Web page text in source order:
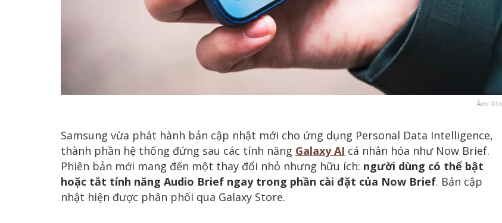
Ảnh:
Samsung vừa phát hành bản cập nhật mới cho ứng dụng Personal Data Intelligence,
thành phần hệ thống đứng sau các tính năng Galaxy AI cá nhân hóa như Now Brief.
Phiên bản mới mang đến một thay đổi nhỏ nhưng hữu ích: người dùng có thể bật
hoặc tắt tính năng Audio Brief ngay trong phần cài đặt của Now Brief. Bản cập
nhật hiện được phân phối qua Galaxy Store.